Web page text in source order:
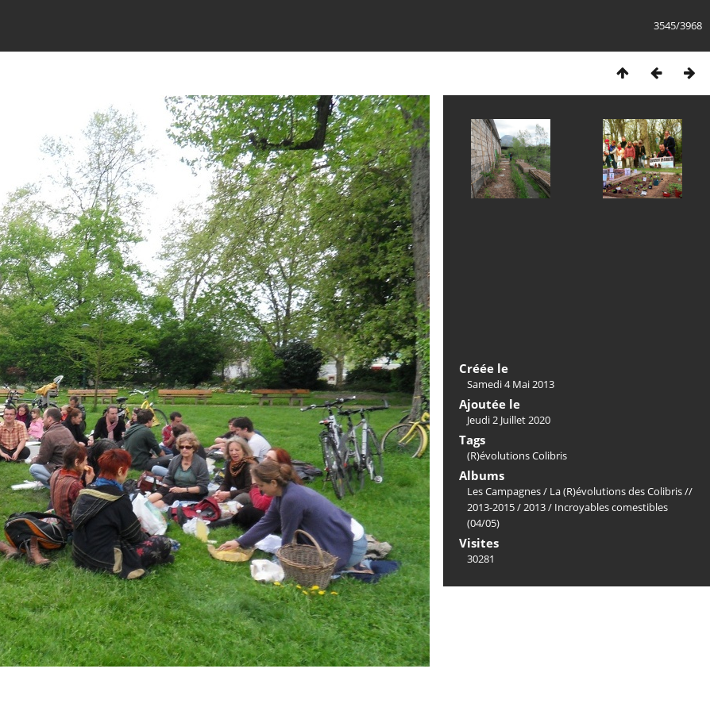
3545/3968
Créée le
Samedi 4 Mai 2013
Ajoutée le
Jeudi 2 Juillet 2020
Tags
(R)évolutions Colibris
Albums
Les Campagnes/ La (R)évolutions des Colibris //
2013-2015/2013/ Incroyables comestibles
(04/05)
Visites
30281